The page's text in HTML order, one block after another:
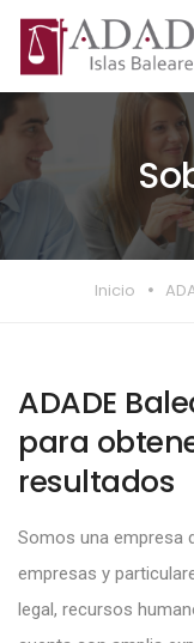
Inicio
ADADE
para
resultados
Somos una empresa
empresas y
legal, recursos